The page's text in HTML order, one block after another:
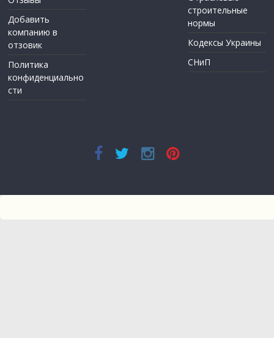
Добавить
компанию в
отзовик
Политика
конфиденциально
сти
строительные
нормы
Кодексы Украины
СНиП